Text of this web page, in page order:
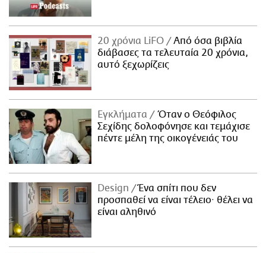
20 χρόνια LiFO
Από όσα βιβλία
διάβασες τα τελευταία 20 χρόνια,
αυτό ξεχωρίζεις
Εγκλήματα
Όταν ο Θεόφιλος
Σεχίδης δολοφόνησε και τεμάχισε
πέντε μέλη της οικογένειάς του
Design
Ένα σπίτι που δεν
προσπαθεί να είναι τέλειο· θέλει να
είναι αληθινό